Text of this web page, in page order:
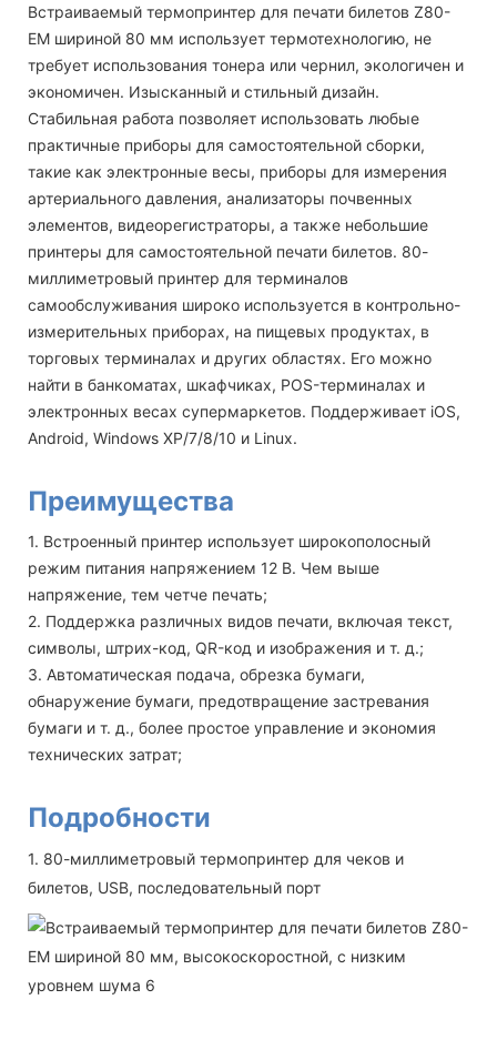
Встраиваемый термопринтер для печати билетов Z80-
EM шириной 80 мм использует термотехнологию, не
требует использования тонера или чернил, экологичен и
экономичен. Изысканный и стильный дизайн.
Стабильная работа позволяет использовать любые
практичные приборы для самостоятельной сборки,
такие как электронные весы, приборы для измерения
артериального давления, анализаторы почвенных
элементов, видеорегистраторы, а также небольшие
принтеры для самостоятельной печати билетов. 80-
миллиметровый принтер для терминалов
самообслуживания широко используется в контрольно-
измерительных приборах, на пищевых продуктах, в
торговых терминалах и других областях. Его можно
найти в банкоматах, шкафчиках, POS-терминалах и
электронных весах супермаркетов. Поддерживает iOS,
Android, Windows XP/7/8/10 и Linux.
Преимущества
1. Встроенный принтер использует широкополосный
режим питания напряжением 12 В. Чем выше
напряжение, тем четче печать;
2. Поддержка различных видов печати, включая текст,
символы, штрих-код, QR-код и изображения и т. д.;
3. Автоматическая подача, обрезка бумаги,
обнаружение бумаги, предотвращение застревания
бумаги и т. д., более простое управление и экономия
технических затрат;
Подробности
1. 80-миллиметровый термопринтер для чеков и
билетов, USB, последовательный порт